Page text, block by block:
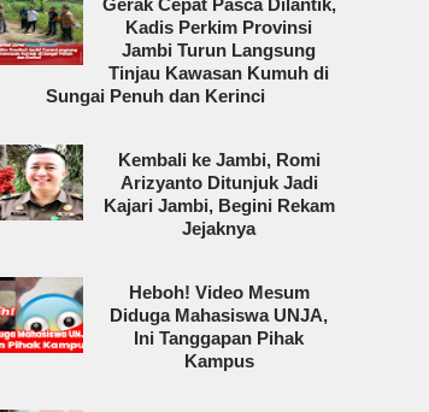
Kadis Perkim Provinsi
Jambi Turun Langsung
Tinjau Kawasan Kumuh di
Sungai Penuh dan Kerinci
Kembali ke Jambi, Romi
Arizyanto Ditunjuk Jadi
Kajari Jambi, Begini Rekam
Jejaknya
Heboh! Video Mesum
Diduga Mahasiswa UNJA,
Ini Tanggapan Pihak
Kampus